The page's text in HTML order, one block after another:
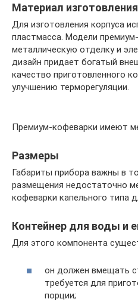
Материал изготовления
Для изготовления корпуса
пластмасса. Модели
металлическую отделку и
дизайн придает богатый
качество приготовленного
улучшению терморегуляции.
Премиум-кофеварки имеют
Размеры
Габариты прибора важны в
размещения недостаточно
кофеварки капельного типа
Контейнер для воды и
Для этого компонента
он должен вмещать
требуется для
порции;